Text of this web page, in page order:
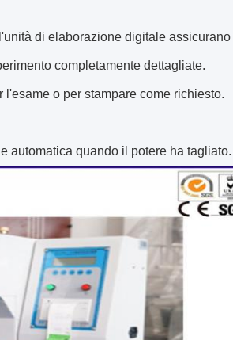
di elaborazione digitale
completamente dettagliate.
o per stampare come richiesto.
automatica quando il potere ha tagliato.